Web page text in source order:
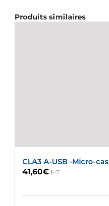
Produits similaires
CLA3 A-USB -Micro-
41,60€ HT